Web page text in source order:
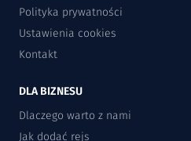
Polityka prywatności
Ustawienia cookies
Kontakt
DLA BIZNESU
Dlaczego warto z nami
Jak dodać rejs